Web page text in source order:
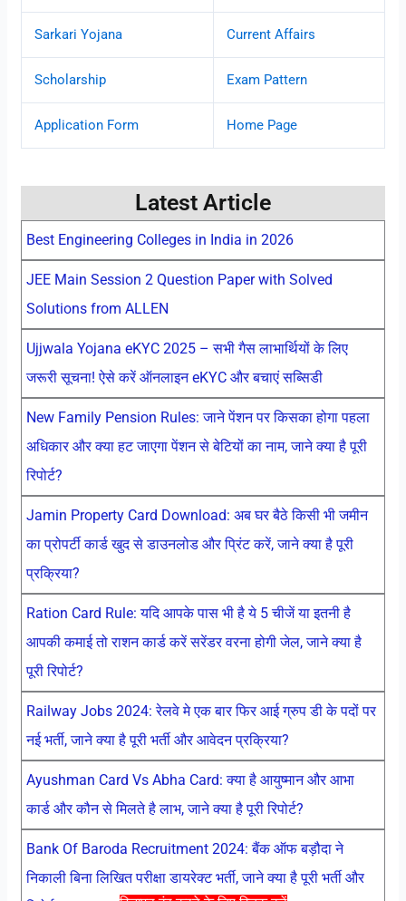
Sarkari Yojana Current Affairs
Scholarship Exam Pattern
Application Form Home Page
Latest Article
Best Engineering Colleges in India in 2026
JEE Main Session 2 Question Paper with Solved
Solutions from ALLEN
Ujjwala Yojana eKYC 2025 – सभी गैस लाभार्थियों के लिए
जरूरी सूचना! ऐसे करें ऑनलाइन eKYC और बचाएं सब्सिडी
New Family Pension Rules: जाने पेंशन पर किसका होगा पहला
अधिकार और क्या हट जाएगा पेंशन से बेटियों का नाम, जाने क्या है पूरी
रिपोर्ट?
Jamin Property Card Download: अब घर बैठे किसी भी जमीन
का प्रोपर्टी कार्ड खुद से डाउनलोड और प्रिंट करें, जाने क्या है पूरी
प्रक्रिया?
Ration Card Rule: यदि आपके पास भी है ये 5 चीजें या इतनी है
आपकी कमाई तो राशन कार्ड करें सरेंडर वरना होगी जेल, जाने क्या है
पूरी रिपोर्ट?
Railway Jobs 2024: रेलवे मे एक बार फिर आई ग्रुप डी के पदों पर
नई भर्ती, जाने क्या है पूरी भर्ती और आवेदन प्रक्रिया?
Ayushman Card Vs Abha Card: क्या है आयुष्मान और आभा
कार्ड और कौन से मिलते है लाभ, जाने क्या है पूरी रिपोर्ट?
Bank Of Baroda Recruitment 2024: बैंक ऑफ बड़ौदा ने
निकाली बिना लिखित परीक्षा डायरेक्ट भर्ती, जाने क्या है पूरी भर्ती और